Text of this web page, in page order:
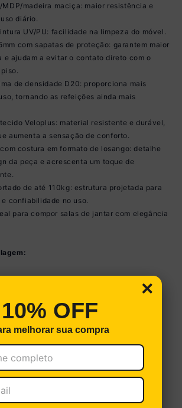
MDP/madeira maciça: maior resistência e
diário.
UV/PU: facilidade na limpeza do móvel.
com sapatas de proteção: garantem maior
e ajudam a evitar o contato direto com o
de densidade D20: proporciona mais
tornando as refeições ainda mais
Veloplus: material resistente e durável,
aumenta a sensação de conforto.
costura em formato de losango: detalhe
da peça e acrescenta um toque de
de até 110kg: estrutura projetada para
confiabilidade no uso.
para compor salas de jantar com elegância
Montado:
42cm | Profundidade: 60cm
as medidas detalhadas na imagem técnica
podem sofrer variações de tonalidade de
do seu dispositivo.
×
10% OFF
melhorar sua compra